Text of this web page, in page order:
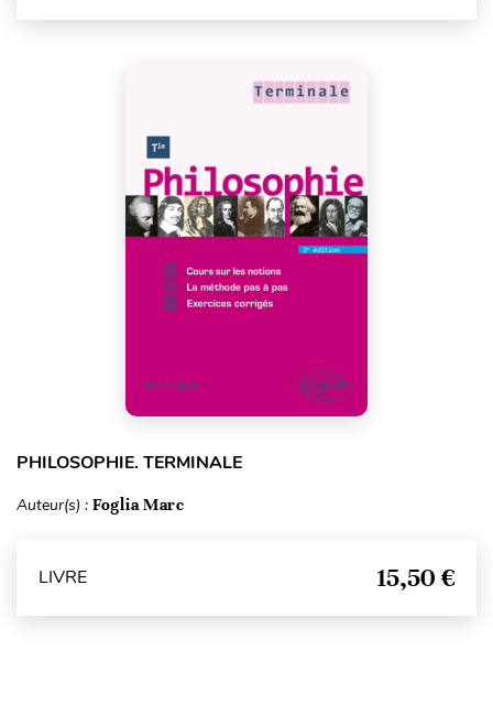
PHILOSOPHIE. TERMINALE
Auteur(s) : Foglia Marc
LIVRE 15,50 €